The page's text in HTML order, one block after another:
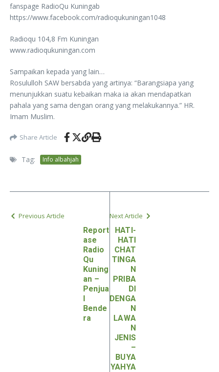
fanspage RadioQu Kuningab
https://www.facebook.com/radioqukuningan1048
Radioqu 104,8 Fm Kuningan
www.radioqukuningan.com
Sampaikan kepada yang lain…
Rosululloh SAW bersabda yang artinya: “Barangsiapa yang
menunjukkan suatu kebaikan maka ia akan mendapatkan
pahala yang sama dengan orang yang melakukannya.” HR.
Imam Muslim.
Share Article
Tag: Info albahjah
Previous Article
Report
ase
Radio
Qu
Kuning
an –
Penjua
l
Bende
ra
Next Article
HATI-
HATI
CHAT
TINGA
N
PRIBA
DI
DENGA
N
LAWA
N
JENIS
–
BUYA
YAHYA